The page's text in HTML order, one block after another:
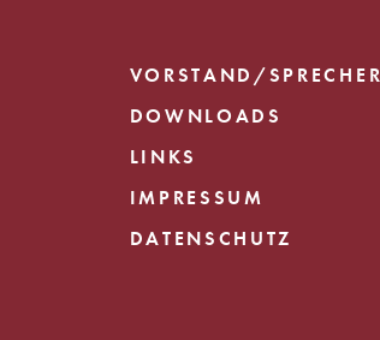
VORSTAND/SPRECHER
DOWNLOADS
LINKS
IMPRESSUM
DATENSCHUTZ